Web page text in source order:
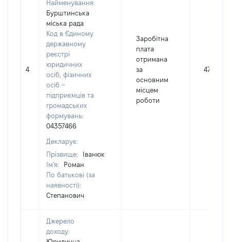
4
Найменування:
Бурштинська
міська рада
Код в Єдиному
державному
реєстрі
юридичних
осіб, фізичних
осіб –
підприємців та
громадських
формувань:
04357466
Декларує:
Прізвище:
Іванюк
Ім'я:
Роман
По батькові (за
наявності):
Степанович
Заробітна
плата
отримана
за
основним
місцем
роботи
47455
Джерело
доходу: